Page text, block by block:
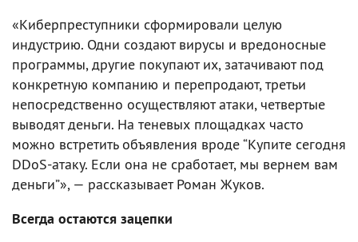
«Киберпреступники сформировали целую
индустрию. Одни создают вирусы и вредоносные
программы, другие покупают их, затачивают под
конкретную компанию и перепродают, третьи
непосредственно осуществляют атаки, четвертые
выводят деньги. На теневых площадках часто
можно встретить объявления вроде “Купите сегодня
DDoS-атаку. Если она не сработает, мы вернем вам
деньги”», — рассказывает Роман Жуков.
Всегда остаются зацепки